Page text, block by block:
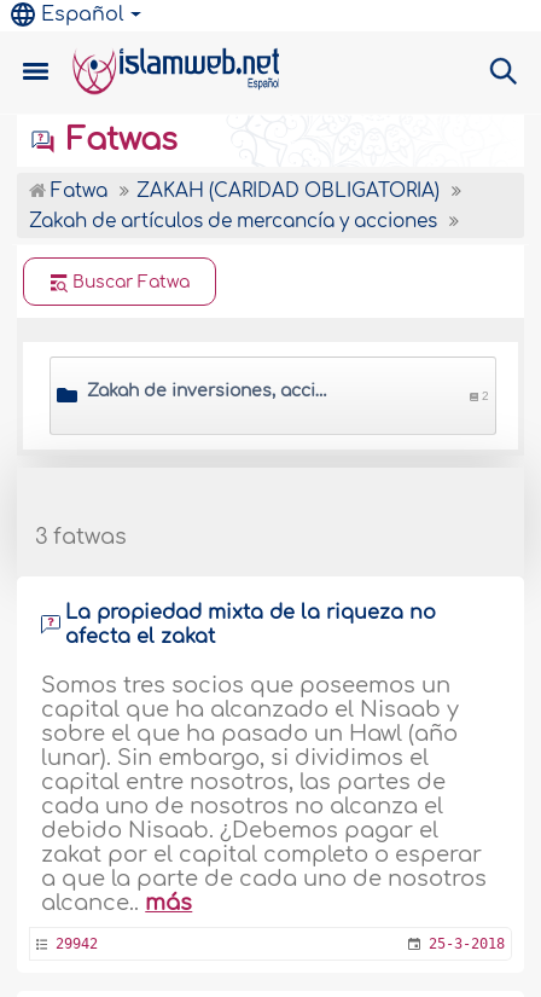
Español
Fatwas
Fatwa
ZAKAH (CARIDAD OBLIGATORIA)
Zakah de artículos de mercancía y acciones
Buscar Fatwa
Zakah de inversiones, acciones, bonos 2
3 fatwas
La propiedad mixta de la riqueza no
afecta el zakat
Somos tres socios que poseemos un
capital que ha alcanzado el Nisaab y
sobre el que ha pasado un Hawl (año
lunar). Sin embargo, si dividimos el
capital entre nosotros, las partes de
cada uno de nosotros no alcanza el
debido Nisaab. ¿Debemos pagar el
zakat por el capital completo o esperar
a que la parte de cada uno de nosotros
alcance.. más
29942 25-3-2018